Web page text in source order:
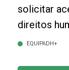
solicitar
direitos
EQUIPADH+